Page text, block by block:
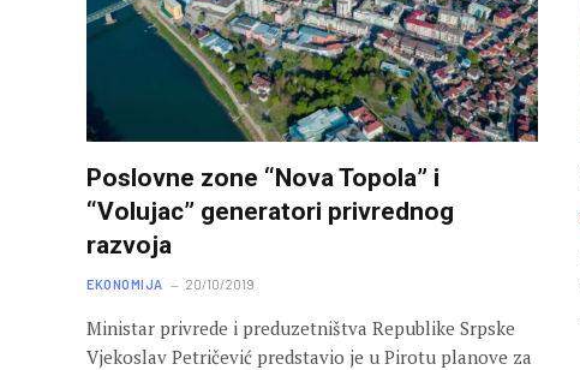
Poslovne zone “Nova Topola” i
“Volujac” generatori privrednog
razvoja
EKONOMIJA 20/10/2019
Ministar privrede i preduzetništva Republike Srpske
Vjekoslav Petričević predstavio je u Pirotu planove za